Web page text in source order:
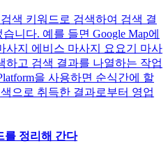
색 키워드로 검색하여 검색 결
니다. 예를 들면 Google Map에
사지 에비스 마사지 요요기 마사
하고 검색 결과를 나열하는 작업
을 사용하면 순식간에 할
으로 취득한 결과로부터 영업
를 정리해 간다